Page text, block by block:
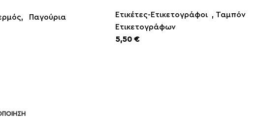
,
Παγούρια
Ετικέτες-Ετικετογράφοι , Ταμπόν
Ετικετογράφων
5,50 €
ΠΕΡΙΣΣΟΤΕΡΑ